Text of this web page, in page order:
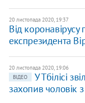
20 листопада 2020, 19:37
Від
експрезидента
20 листопада 2020, 19:06
ВІДЕО
У Тбілісі
захопив чоловік